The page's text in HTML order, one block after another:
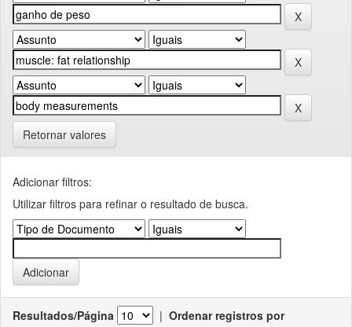
Retornar valores
Adicionar filtros:
Utilizar filtros para refinar o resultado de busca.
Resultados/Página | Ordenar registros por